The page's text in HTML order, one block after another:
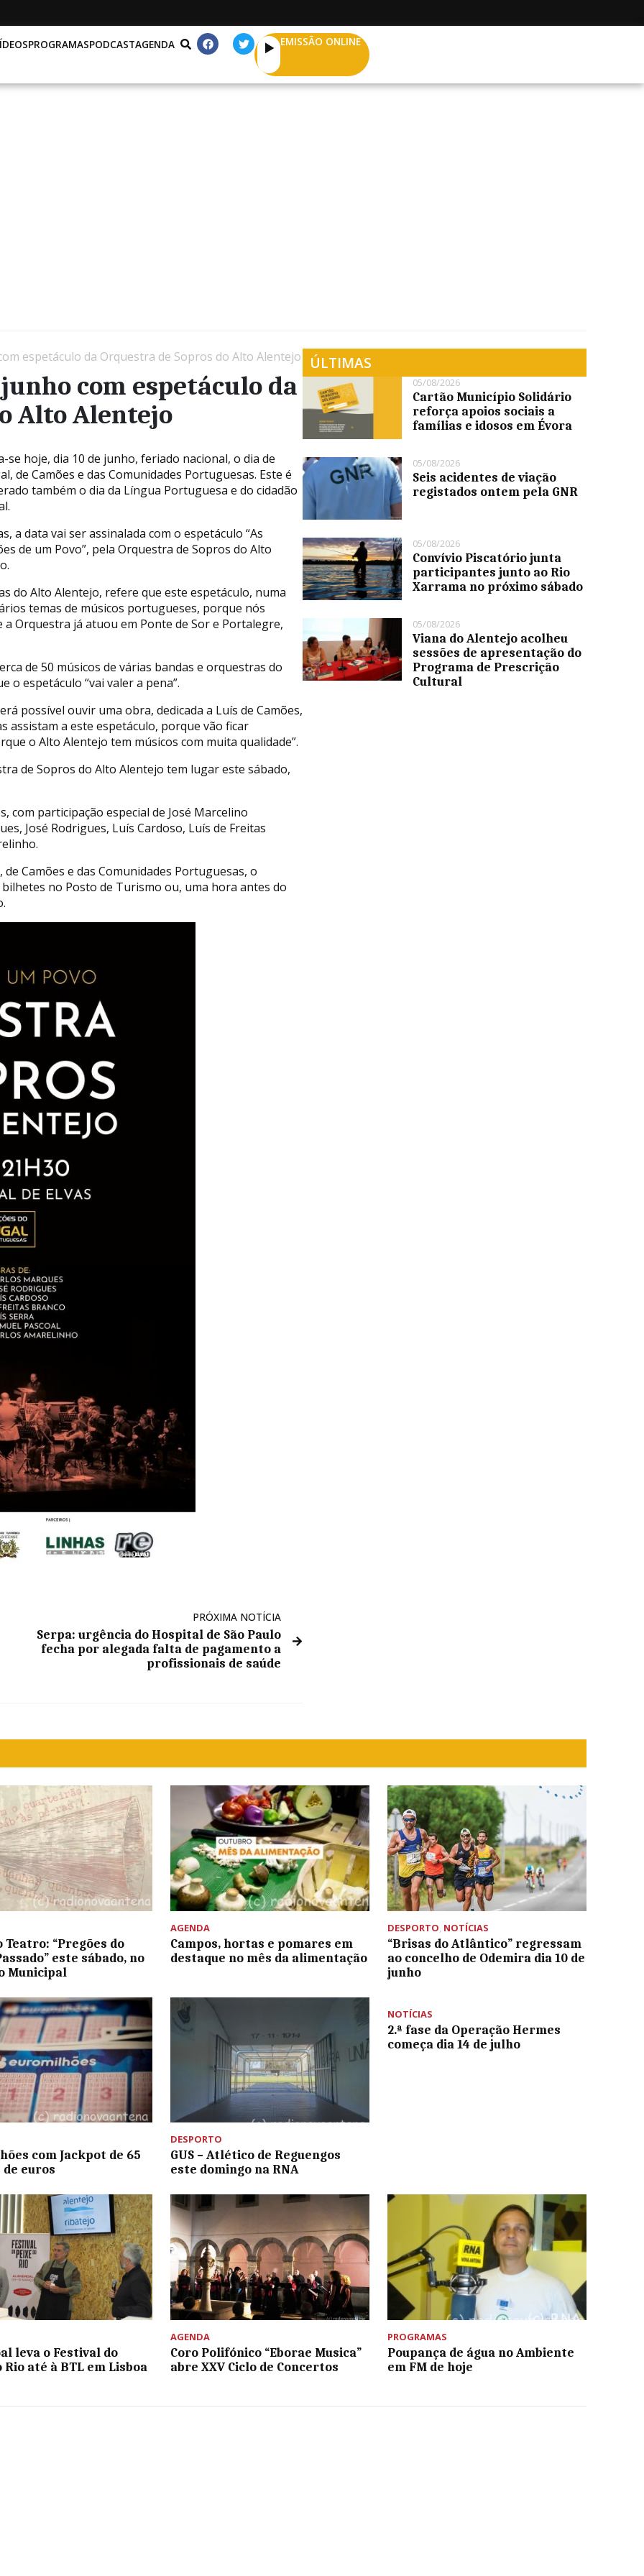
PROGRAMASPODCASTAGENDA EMISSÃO ONLINE
espetáculo da Orquestra de Sopros do Alto Alentejo
com espetáculo da
Alto Alentejo
se hoje, dia 10 de junho, feriado nacional, o dia de
de Camões e das Comunidades Portuguesas. Este é
também o dia da Língua Portuguesa e do cidadão
a data vai ser assinalada com o espetáculo “As
de um Povo”, pela Orquestra de Sopros do Alto
do Alto Alentejo, refere que este espetáculo, numa
temas de músicos portugueses, porque nós
Orquestra já atuou em Ponte de Sor e Portalegre,
de 50 músicos de várias bandas e orquestras do
o espetáculo “vai valer a pena”.
possível ouvir uma obra, dedicada a Luís de Camões,
assistam a este espetáculo, porque vão ficar
o Alto Alentejo tem músicos com muita qualidade”.
de Sopros do Alto Alentejo tem lugar este sábado,
com participação especial de José Marcelino
José Rodrigues, Luís Cardoso, Luís de Freitas
Camões e das Comunidades Portuguesas, o
no Posto de Turismo ou, uma hora antes do
PRÓXIMA NOTÍCIA
Serpa: urgência do Hospital de São Paulo
fecha por alegada falta de pagamento a
profissionais de saúde
ÚLTIMAS
05/08/2026
Cartão Município Solidário
reforça apoios sociais a
famílias e idosos em Évora
05/08/2026
Seis acidentes de viação
registados ontem pela GNR
05/08/2026
Convívio Piscatório junta
participantes junto ao Rio
Xarrama no próximo sábado
05/08/2026
Viana do Alentejo acolheu
sessões de apresentação do
Programa de Prescrição
Cultural
Teatro: “Pregões do
este sábado, no
Municipal
AGENDA
Campos, hortas e pomares em
destaque no mês da alimentação
DESPORTO, NOTÍCIAS
“Brisas do Atlântico” regressam
ao concelho de Odemira dia 10 de
junho
com Jackpot de 65
euros
DESPORTO
GUS – Atlético de Reguengos
este domingo na RNA
NOTÍCIAS
2.ª fase da Operação Hermes
começa dia 14 de julho
leva o Festival do
Rio até à BTL em Lisboa
AGENDA
Coro Polifónico “Eborae Musica”
abre XXV Ciclo de Concertos
PROGRAMAS
Poupança de água no Ambiente
em FM de hoje